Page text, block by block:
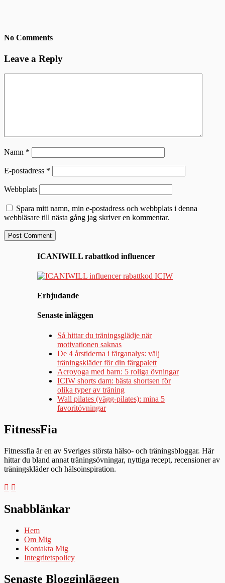
No Comments
Leave a Reply
Namn *
E-postadress *
Webbplats
Spara mitt namn, min e-postadress och webbplats i denna
webbläsare till nästa gång jag skriver en kommentar.
ICANIWILL rabattkod influencer
Erbjudande
Senaste inläggen
Så hittar du träningsglädje när
motivationen saknas
De 4 årstiderna i färganalys: välj
träningskläder för din färgpalett
Acroyoga med barn: 5 roliga övningar
ICIW shorts dam: bästa shortsen för
olika typer av träning
Wall pilates (vägg-pilates): mina 5
favoritövningar
FitnessFia
Fitnessfia är en av Sveriges största hälso- och träningsbloggar. Här
hittar du bland annat träningsövningar, nyttiga recept, recensioner av
träningskläder och hälsoinspiration.
Snabblänkar
Hem
Om Mig
Kontakta Mig
Integritetspolicy
Senaste Blogginläggen